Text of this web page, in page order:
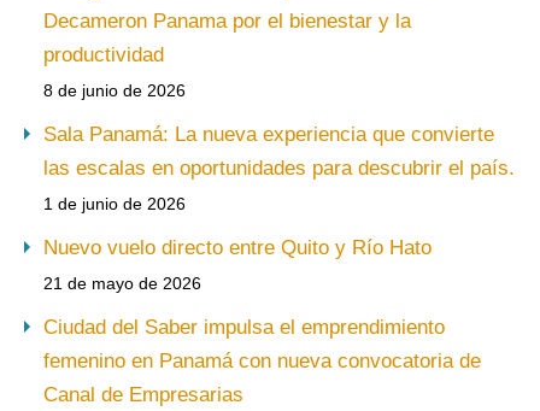
Decameron Panama por el bienestar y la
productividad
8 de junio de 2026
Sala Panamá: La nueva experiencia que convierte
las escalas en oportunidades para descubrir el país.
1 de junio de 2026
Nuevo vuelo directo entre Quito y Río Hato
21 de mayo de 2026
Ciudad del Saber impulsa el emprendimiento
femenino en Panamá con nueva convocatoria de
Canal de Empresarias